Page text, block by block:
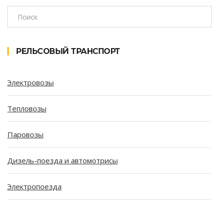
РЕЛЬСОВЫЙ ТРАНСПОРТ
Электровозы
Тепловозы
Паровозы
Дизель-поезда и автомотрисы
Электропоезда